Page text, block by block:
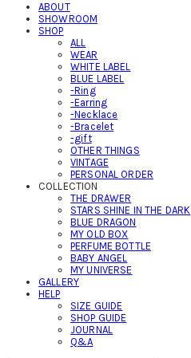
ABOUT
SHOWROOM
SHOP
ALL
WEAR
WHITE LABEL
BLUE LABEL
-Ring
-Earring
-Necklace
-Bracelet
-gift
OTHER THINGS
VINTAGE
PERSONAL ORDER
COLLECTION
THE DRAWER
STARS SHINE IN THE DARK
BLUE DRAGON
MY OLD BOX
PERFUME BOTTLE
BABY ANGEL
MY UNIVERSE
GALLERY
HELP
SIZE GUIDE
SHOP GUIDE
JOURNAL
Q&A